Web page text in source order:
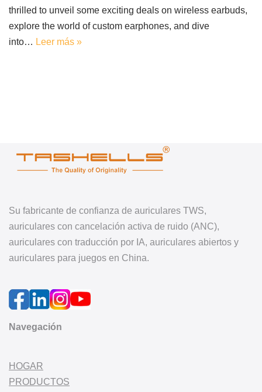
thrilled to unveil some exciting deals on wireless earbuds,
explore the world of custom earphones, and dive
into… Leer más »
Su fabricante de confianza de auriculares TWS,
auriculares con cancelación activa de ruido (ANC),
auriculares con traducción por IA, auriculares abiertos y
auriculares para juegos en China.
Navegación
HOGAR
PRODUCTOS